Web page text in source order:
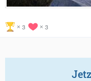
3 3